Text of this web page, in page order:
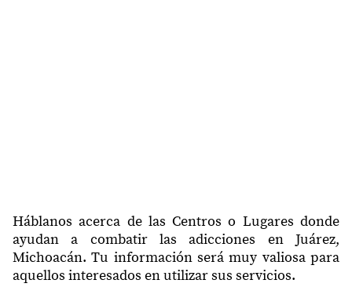
Háblanos acerca de las Centros o Lugares donde
ayudan a combatir las adicciones en Juárez,
Michoacán. Tu información será muy valiosa para
aquellos interesados en utilizar sus servicios.